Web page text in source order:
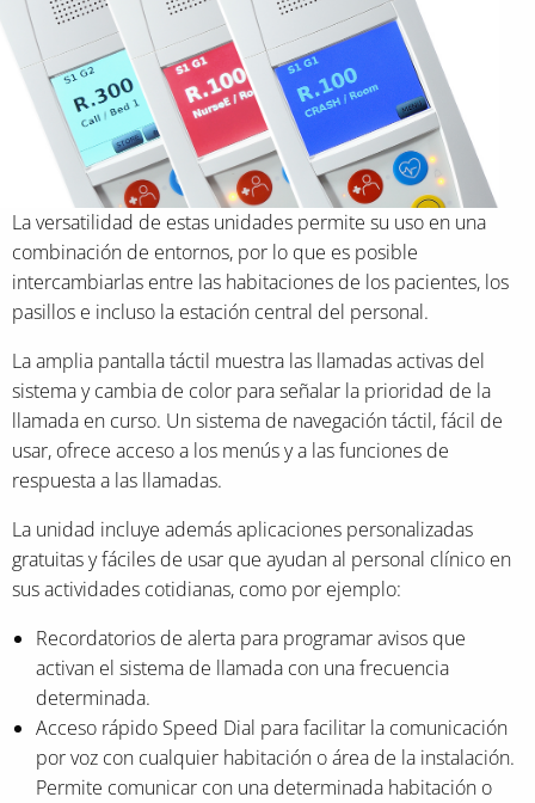
La versatilidad de estas unidades permite su uso en una
combinación de entornos, por lo que es posible
intercambiarlas entre las habitaciones de los pacientes, los
pasillos e incluso la estación central del personal.
La amplia pantalla táctil muestra las llamadas activas del
sistema y cambia de color para señalar la prioridad de la
llamada en curso. Un sistema de navegación táctil, fácil de
usar, ofrece acceso a los menús y a las funciones de
respuesta a las llamadas.
La unidad incluye además aplicaciones personalizadas
gratuitas y fáciles de usar que ayudan al personal clínico en
sus actividades cotidianas, como por ejemplo:
Recordatorios de alerta para programar avisos que
activan el sistema de llamada con una frecuencia
determinada.
Acceso rápido Speed Dial para facilitar la comunicación
por voz con cualquier habitación o área de la instalación.
Permite comunicar con una determinada habitación o